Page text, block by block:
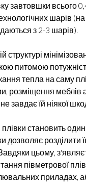
завтовшки всього
шарів (на
з 2-3 шарів).
структурі
питомою
тепла на саму
розміщення меблів
завдає їй ніякої
становить
дозволяє розділити
цьому,
півметрової
приладах,